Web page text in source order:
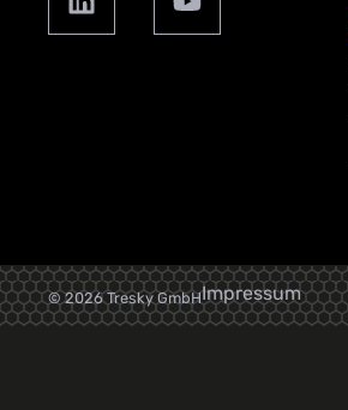
© 2026 Tresky GmbHImpressum